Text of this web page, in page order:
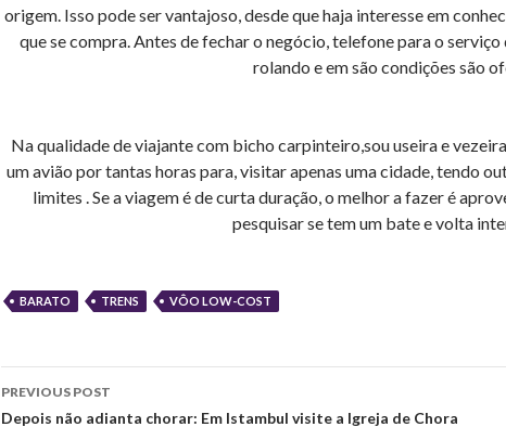
origem. Isso pode ser vantajoso, desde que haja interesse em
que se compra. Antes de fechar o negócio, telefone para o
rolando e em são condições são
Na qualidade de viajante com bicho carpinteiro,sou useira e
um avião por tantas horas para, visitar apenas uma cidade, tendo
limites . Se a viagem é de curta duração, o melhor a fazer é
pesquisar se tem um bate e volta
BARATO TRENS VÔO LOW-COST
Post
navigation
PREVIOUS POST
Depois não adianta chorar: Em Istambul visite a Igreja de Chora